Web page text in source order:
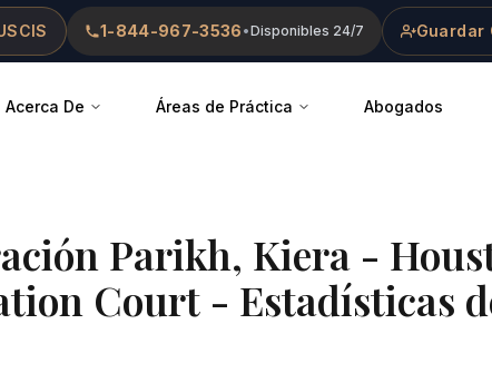
1-844-967-3536 •Disponibles 24/7 Guardar
Acerca De Áreas de Práctica Abogados
Parikh, Kiera -
Court - Estadísticas